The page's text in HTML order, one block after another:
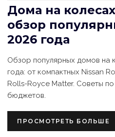
Дома на
обзор
2026 года
Обзор популярных домов на
года: от компактных Nissan
Rolls-Royce Matter. Советы
бюджетов.
ПРОСМОТРЕТЬ БОЛЬШЕ